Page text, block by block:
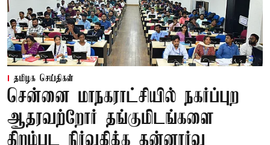
தமிழக செய்திகள்
சென்னை மாநகராட்சியில் நகர்ப்புற
ஆதரவற்றோர் தங்குமிடங்களை
திறம்பட நிர்வகிக்க தன்னார்வ